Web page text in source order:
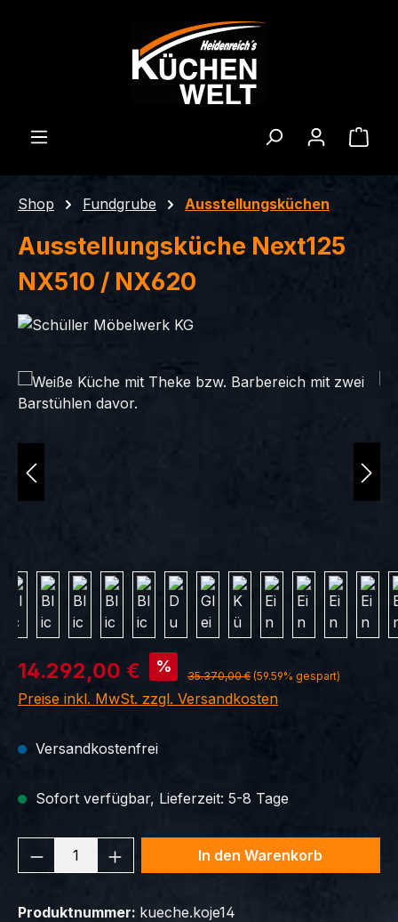
Shop Fundgrube Ausstellungsküchen
Ausstellungsküche Next125
NX510 / NX620
Bildergalerie überspringen
Verkaufspreis:
14.292,00 € % Regulärer Preis:
35.370,00 € (59.59% gespart)
Preise inkl. MwSt. zzgl. Versandkosten
Versandkostenfrei
Sofort verfügbar, Lieferzeit: 5-8 Tage
Produkt Anzahl: Gib denIn den Warenkorb
Produktnummer: kueche.koje14